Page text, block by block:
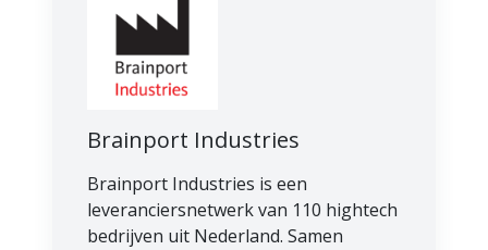
Brainport Industries
Brainport Industries is een
leveranciersnetwerk van 110 hightech
bedrijven uit Nederland. Samen